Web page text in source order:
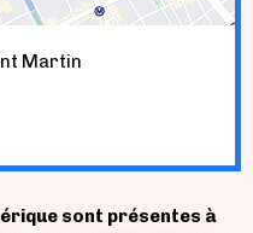
sont présentes à
Martin